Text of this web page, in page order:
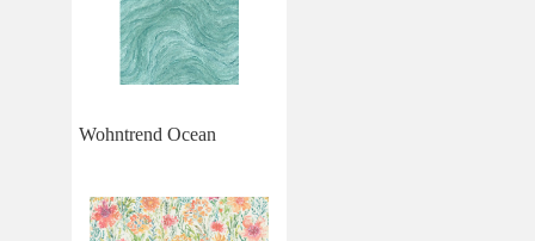
Wohntrend Ocean